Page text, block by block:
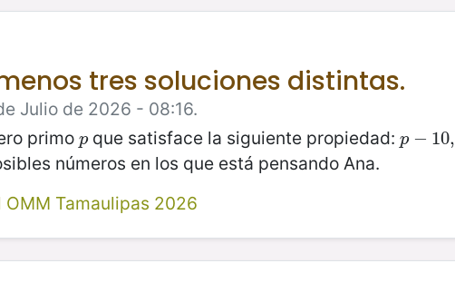
tres soluciones distintas.
Julio de 2026 - 08:16.
primo p
pque satisface la siguiente propiedad:p − 10,
p −10,p
números en los que está pensando Ana.
OMM Tamaulipas 2026